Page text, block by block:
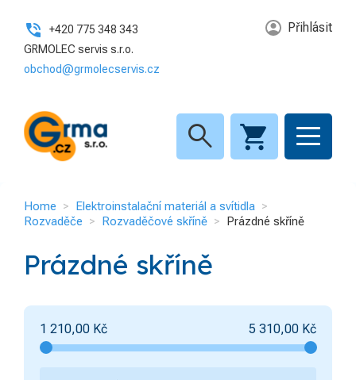
+420 775 348 343
GRMOLEC servis s.r.o.
obchod@grmolecservis.cz
Přihlásit
search
Home
Elektroinstalační materiál a svítidla
Rozvaděče
Rozvaděčové skříně Prázdné skříně
Prázdné skříně
1 210,00 Kč 5 310,00 Kč